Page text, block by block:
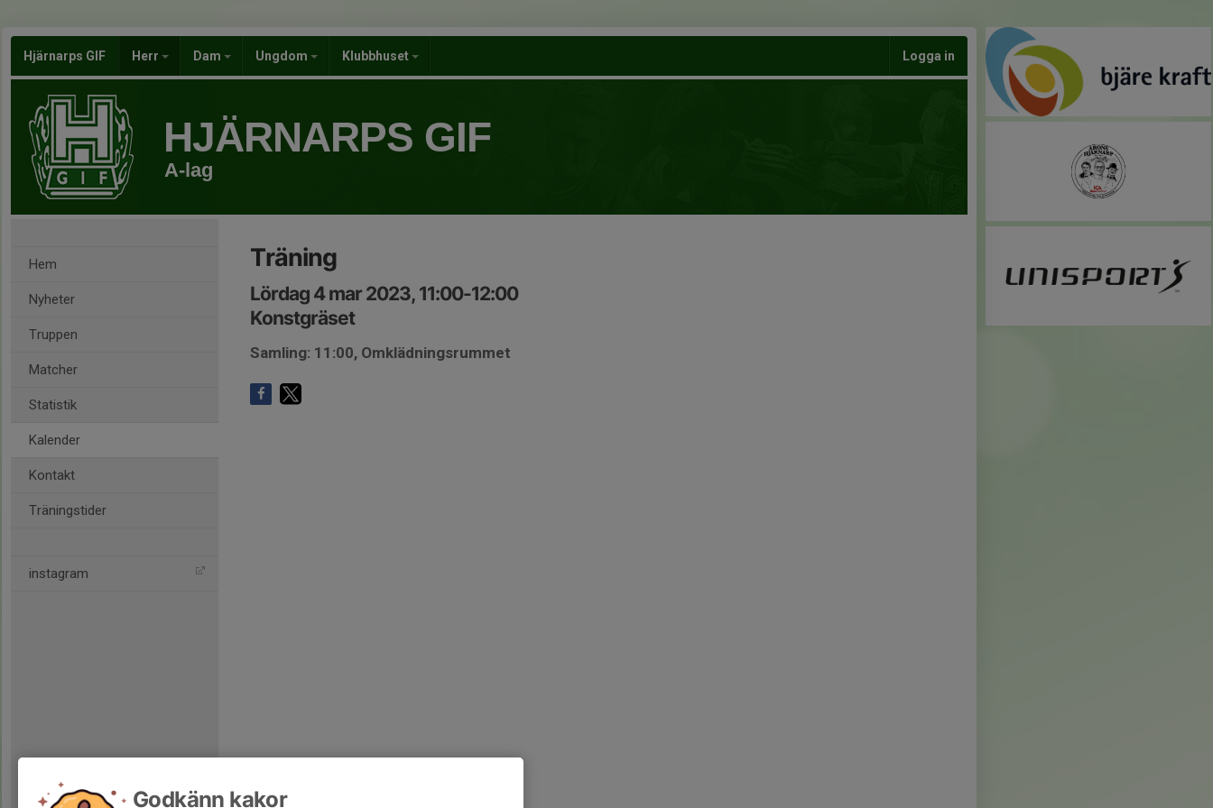
Hjärnarps GIF Herr Dam Ungdom Klubbhuset Logga in
HJÄRNARPS GIF
A-lag
Hem
Nyheter
Truppen
Matcher
Statistik
Kalender
Kontakt
Träningstider
instagram
Träning
Lördag 4 mar 2023, 11:00-12:00
Konstgräset
Samling: 11:00, Omklädningsrummet
Godkänn kakor